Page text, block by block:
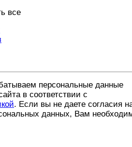
все
персональные данные
в соответствии с
. Если вы не даете согласия
данных, Вам